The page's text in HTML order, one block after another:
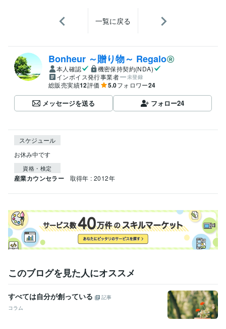
一覧に戻る
Bonheur ～贈り物～ Regalo
本人確認
機密保持契約(NDA)
インボイス発行事業者
未登録
総販売実績12評価 5.0フォロワー24
メッセージを送る フォロー24
スケジュール
お休み中です
資格・検定
産業カウンセラー 取得年 : 2012年
このブログを見た人にオススメ
すべては自分が創っている
記事
コラム